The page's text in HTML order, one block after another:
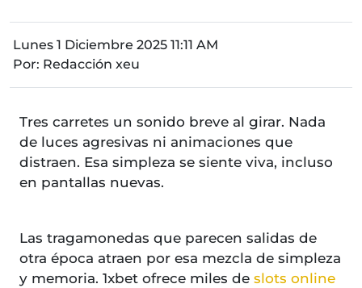
Lunes 1 Diciembre 2025 11:11 AM
Por: Redacción xeu
Tres carretes un sonido breve al girar. Nada
de luces agresivas ni animaciones que
distraen. Esa simpleza se siente viva, incluso
en pantallas nuevas.
Las tragamonedas que parecen salidas de
otra época atraen por esa mezcla de simpleza
y memoria. 1xbet ofrece miles de slots online